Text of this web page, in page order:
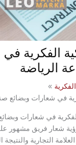
الفكرية
الرياضة
في شعارات وبضائع
في شعارات
شعار فريق مشهور
التجارية والنتيجة